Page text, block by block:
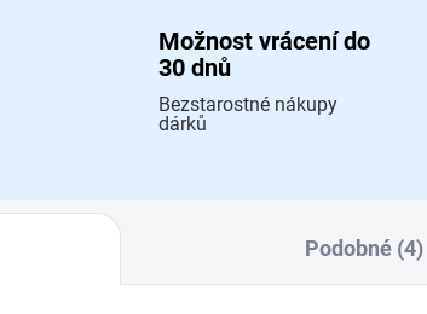
Možnost vrácení do
30 dnů
Bezstarostné nákupy
dárků
Podobné (4)